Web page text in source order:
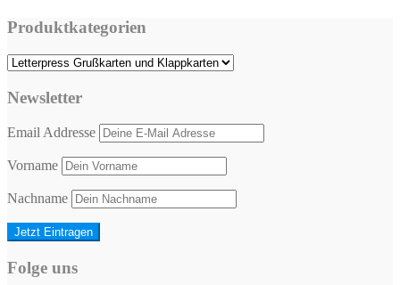
Produktkategorien
Newsletter
Email Addresse
Vorname
Nachname
Folge uns